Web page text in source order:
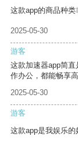
这款app的商品种类
2025-05-30
游客
这款加速器app简
作办公，都能畅享
2025-05-30
游客
这款app是我娱乐的